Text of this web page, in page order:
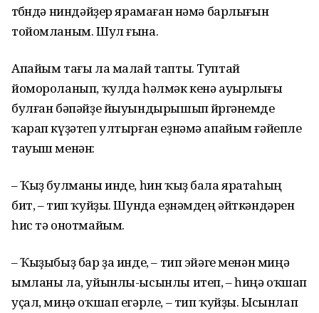
төбөндә ниндәйҙер ярамаған нәмә барлығын
тойомланым. Шул ғына.
Апайым тағы ла малай тапты. Туптай
йомороланып, ҡулда һәлмәк кенә ауырлығы
булған бәпәйҙе йыуындырышып йөрөгәнемде
ҡарап күҙәтеп ултырған еҙнәмә апайым ғәйепле
тауыш менән:
– Ҡыҙ булманы инде, һин ҡыҙ бала яратаһың
бит, – тип ҡуйҙы. Шунда еҙнәмдең әйткәндәрен
һис тә онотмайым.
– Ҡыҙыбыҙ бар ҙа инде, – тип эйәге менән миңә
ымланы ла, уйынлы-ысынлы итеп, – һиңә оҡшап
уҫал, миңә оҡшап егәрле, – тип ҡуйҙы. Ысынлап